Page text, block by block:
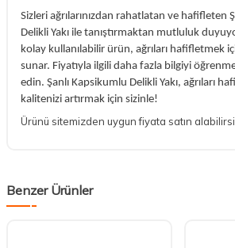
Sizleri ağrılarınızdan rahatlatan ve hafifleten
Delikli Yakı ile tanıştırmaktan mutluluk
kolay kullanılabilir ürün, ağrıları hafifletmek
sunar. Fiyatıyla ilgili daha fazla bilgiyi
edin. Şanlı Kapsikumlu Delikli Yakı, ağrıları
kalitenizi artırmak için sizinle!
Ürünü sitemizden uygun fiyata satın
Benzer Ürünler